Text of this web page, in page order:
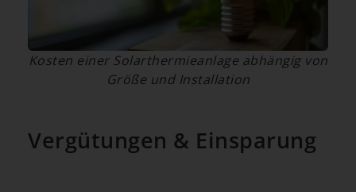
Kosten einer Solarthermieanlage abhängig von
Größe und Installation
Vergütungen & Einsparung